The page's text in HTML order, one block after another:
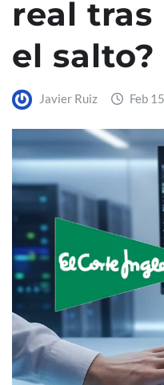
real tras
el salto?
Javier Ruiz Feb